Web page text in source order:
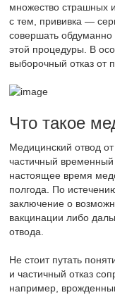
множество страшных
с тем, прививка —
совершать
этой процедуры. В
выборочный отказ от
Что такое
Медицинский отвод
частичный временный
настоящее время
полгода. По
заключение о
вакцинации либо
отвода.
Не стоит путать
и частичный отказ
например,